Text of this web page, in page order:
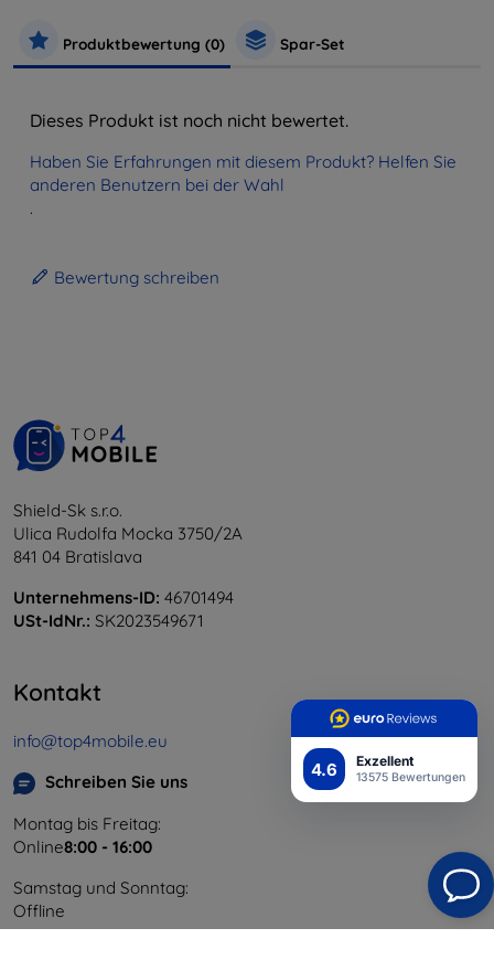
4.6 Exzellent
13575 Bewertungen
Produktbewertung (0) Spar-Set
Dieses Produkt ist noch nicht bewertet.
Haben Sie Erfahrungen mit diesem Produkt? Helfen Sie
anderen Benutzern bei der Wahl
.
Bewertung schreiben
Shield-Sk s.r.o.
Ulica Rudolfa Mocka 3750/2A
841 04 Bratislava
Unternehmens-ID: 46701494
USt-IdNr.: SK2023549671
Kontakt
info@top4mobile.eu
Schreiben Sie uns
Montag bis Freitag:
Online8:00 - 16:00
Samstag und Sonntag:
Offline